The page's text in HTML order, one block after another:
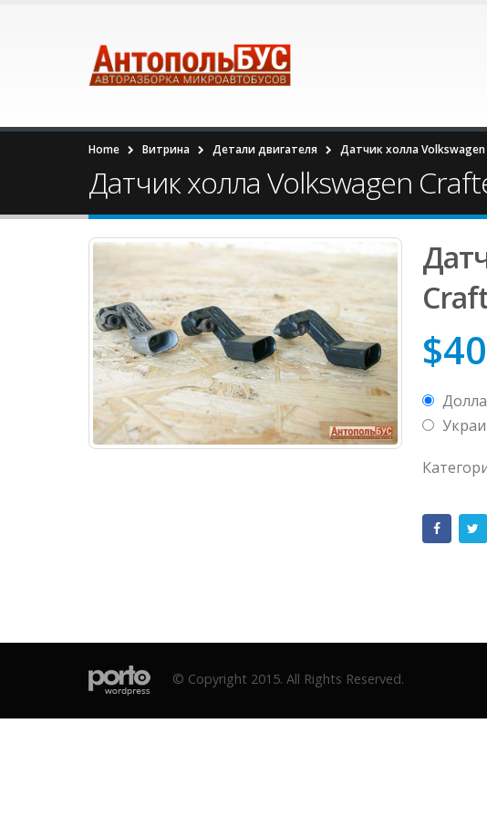
Home Витрина Детали двигателя Датчик холла
Датчик холла Volkswagen
$40
© Copyright 2015. All Rights Reserved.